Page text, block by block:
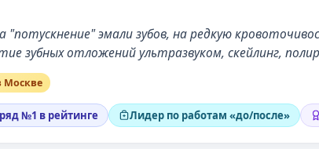
эмали зубов, на редкую
зубных отложений ультразвуком, скейлинг,
Москве
№1 в рейтинге Лидер по работам «до/после»